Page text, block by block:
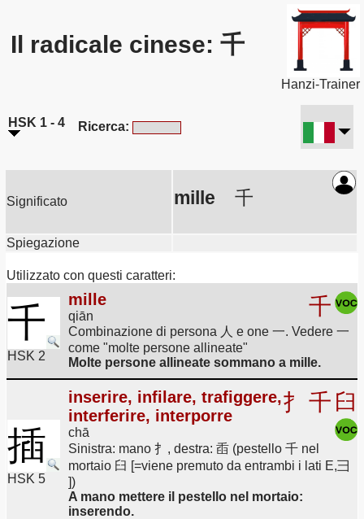
Il radicale cinese: 千
Hanzi-Trainer
HSK 1 - 4 Ricerca:
Significato mille 千
Spiegazione
Utilizzato con questi caratteri:
千
HSK 2
mille
qiān 千
Combinazione di persona 人 e one 一. Vedere 一
come "molte persone allineate"
Molte persone allineate sommano a mille.
插
HSK 5
inserire, infilare, trafiggere,
interferire, interporre
chā
扌 千 臼
Sinistra: mano 扌, destra: 臿 (pestello 千 nel
mortaio 臼 [=viene premuto da entrambi i lati E,彐
])
A mano mettere il pestello nel mortaio:
inserendo.